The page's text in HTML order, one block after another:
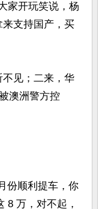
家开玩笑说，杨
支持国产，买
见；二来，华
澳洲警方控
份顺利提车，你
8 万，对不起，